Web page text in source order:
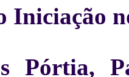
Iniciação
Pórtia,